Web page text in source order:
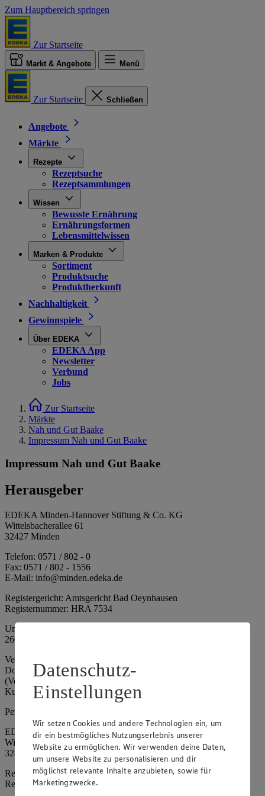
Zum Hauptbereich springen
Zur Startseite
Markt & Angebote Menü
Zur Startseite Schließen
Angebote
Märkte
Rezepte
Rezeptsuche
Rezeptsammlungen
Wissen
Bewusste Ernährung
Ernährungsformen
Lebensmittelwissen
Marken & Produkte
Sortiment
Produktsuche
Produktherkunft
Nachhaltigkeit
Gewinnspiele
Über EDEKA
EDEKA App
Newsletter
Verbund
Jobs
Zur Startseite
Märkte
Nah und Gut Baake
Impressum Nah und Gut Baake
Impressum Nah und Gut Baake
Herausgeber
EDEKA Minden-Hannover Stiftung & Co. KG
Wittelsbacherallee 61
32427 Minden
Telefon: 0571 / 802 - 0
Fax: 0571 / 802 - 1556
E-Mail: info@minden.edeka.de
Registergericht: Amtsgericht Bad Oeynhausen
Registernummer: HRA 7534
Umsatzsteuer-Identifikationsnummer gem. § 27a UStG: DE
266067317
Vertretungsberechtigte: Mark Rosenkranz (Sprecher), Eileen
Dominique Klingsiek (Vorstandsmitglied), Ulf-U. Plath
(Vorstandsmitglied), Stephan Wohler (Vorstandsmitglied), Marc
Kuhlmann (Aufsichtsratsvorsitzender)
Persönlich haftende Gesellschafterin:
EDEKA Minden-Hannover Holding GmbH
Wittelsbacherallee 61
32427 Minden
Registergericht: Amtsgericht Bad Oeynhausen
Registernummer: HRB 4086
Datenschutz-
Einstellungen
Wir setzen Cookies und andere Technologien ein, um
dir ein bestmögliches Nutzungserlebnis unserer
Website zu ermöglichen. Wir verwenden deine Daten,
um unsere Website zu personalisieren und dir
möglichst relevante Inhalte anzubieten, sowie für
Marketingzwecke.